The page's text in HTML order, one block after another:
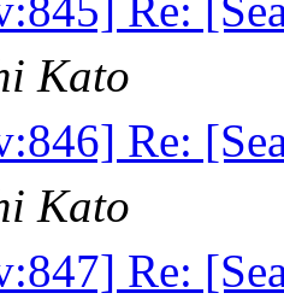
Re:
Kato
Re:
Kato
Re: